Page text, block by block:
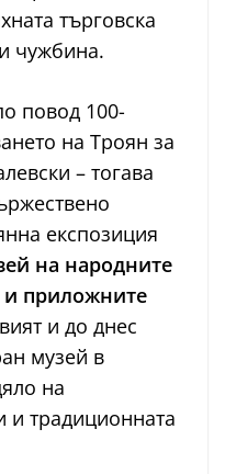
търговска
чужбина.
повод 100-
на Троян за
– тогава
експозиция
на народните
и приложните
и до днес
музей в
на
и традиционната